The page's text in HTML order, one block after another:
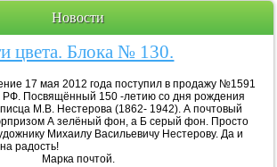
Новости
цвета. Блока № 130.
17 мая 2012 года поступил в продажу №1591
Посвящённый 150 -летию со дня рождения
М.В. Нестерова (1862- 1942). А почтовый
А зелёный фон, а Б серый фон. Просто
Михаилу Васильевичу Нестерову. Да и
на радость!
Марка почтой.